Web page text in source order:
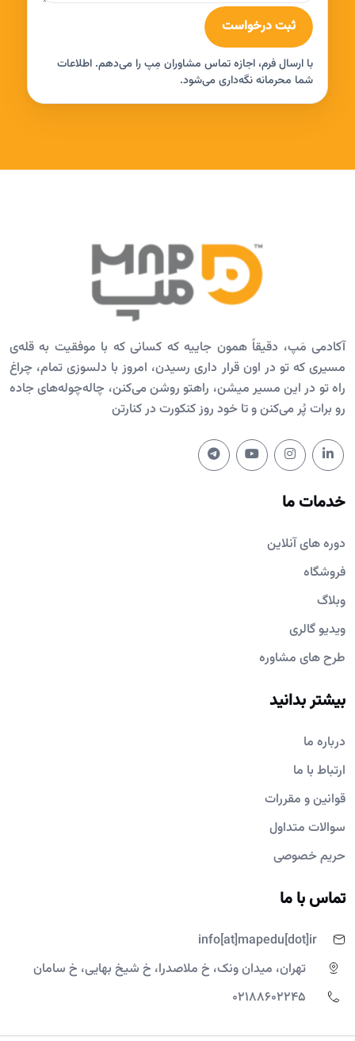
ثبت درخواست
با ارسال فرم، اجازه تماس مشاوران مِپ را می‌دهم. اطلاعات
شما محرمانه نگه‌داری می‌شود.
آکادمی مَپ، دقیقاً همون جاییه که کسانی که با موفقیت به قله‌ی
مسیری که تو در اون قرار داری رسیدن، امروز با دلسوزی تمام، چراغ
راه تو در این مسیر میشن، راهتو روشن می‌کنن، چاله‌چوله‌های جاده
رو برات پُر می‌کنن و تا خود روز کنکورت در کنارتن
خدمات ما
دوره های آنلاین
فروشگاه
وبلاگ
ویدیو گالری
طرح های مشاوره
بیشتر بدانید
درباره ما
ارتباط با ما
قوانین و مقررات
سوالات متداول
حریم خصوصی
تماس با ما
info[at]mapedu[dot]ir
تهران، میدان ونک، خ ملاصدرا، خ شیخ بهایی، خ سامان
02188602245